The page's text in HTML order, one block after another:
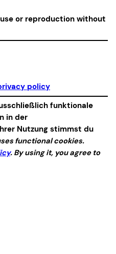
or reproduction without
policy
funktionale
in der
Nutzung stimmst du
functional cookies.
. By using it, you agree to